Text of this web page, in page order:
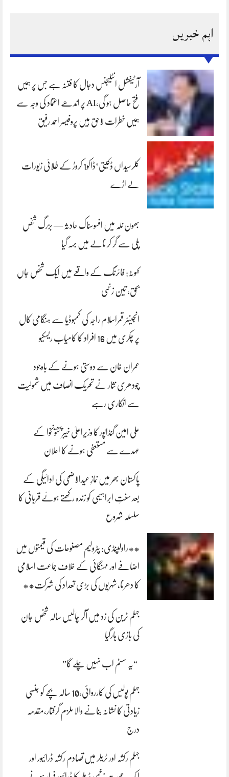
اہم خبریں
آرٹیفشل انٹلیجنس دجال کا فتنہ ہے جس پر ہمیں
فتح حاصل ہو گی،AI پر اندھے اعتماد کی وجہ سے
ہمیں خطرات لاحق ہیں پروفیسر احمد رفیق
کلرسیداں ڈکیتی‘ڈاکو1 کروڑ کے طلائی زیورات
لے اڑے
بھون نلہ میں افسوسناک حادثہ — بزرگ شخص
پلی سے گر کر نالے میں بہہ گیا
کہوٹہ: فائرنگ کے واقعے میں ایک شخص جاں
بحق، تین زخمی
انجینئر قمراسلام راجہ کی کمبوڈیا سے ہنگامی کال
پر چکری میں 16 افراد کا کامیاب ریسکیو
عمران خان سے دوستی ہونے کے باوجود
چودھری نثار نے تحریک انصاف میں شمولیت
سے انکاری رہے
علی امین گنڈاپور کا وزیراعلیٰ خیبرپختونخوا کے
عہدے سے مستعفی ہونے کا اعلان
پاکستان بھر میں نمازِ عیدالاضحی کی ادائیگی کے
بعد سنتِ ابراہیمی کو زندہ رکھتے ہوئے قربانی کا
سلسلہ شروع
**راولپنڈی: پٹرولیم مصنوعات کی قیمتوں میں
اضافے اور مہنگائی کے خلاف جماعت اسلامی
کا دھرنا، شہریوں کی بڑی تعداد کی شرکت**
جہلم ٹرین کی زد میں آکر چالیس سالہ شخص جان
کی بازی ہارگیا
“یہ سسٹم اب نہیں چلے گا”
جہلم پولیس کی کارروائی،10 سالہ بچے کو جنسی
زیادتی کا نشانہ بنانے والا ملزم گرفتار،مقدمہ
درج
جہلم رکشہ اور ٹریلر میں تصادم رکشہ ڈرائیور اور